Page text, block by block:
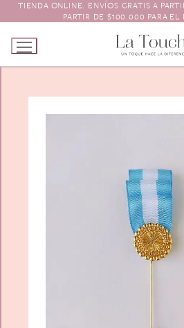
al
contenido
TIENDA ONLINE. ENVÍOS GRATIS A
PARTIR DE $100.000 PARA EL
Prendedores
Animales y
Florales
Varios
Accesorios para el
Boinas
Vinchas
Aros
Guantes
Pagos y Envíos
Contacto